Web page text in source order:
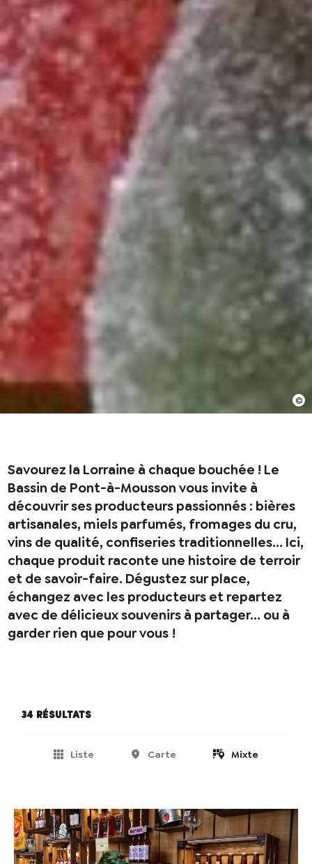
Savourez la Lorraine à chaque bouchée ! Le
Bassin de Pont-à-Mousson vous invite à
découvrir ses producteurs passionnés : bières
artisanales, miels parfumés, fromages du cru,
vins de qualité, confiseries traditionnelles… Ici,
chaque produit raconte une histoire de terroir
et de savoir-faire. Dégustez sur place,
échangez avec les producteurs et repartez
avec de délicieux souvenirs à partager… ou à
garder rien que pour vous !
34 résultats
Liste Carte Mixte
En cochant cette case, j’accepte que les
permettre de me recontacter.